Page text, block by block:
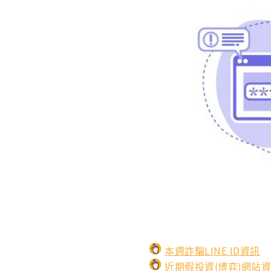
本週詐騙LINE ID資訊
近期假投資(博弈)網站